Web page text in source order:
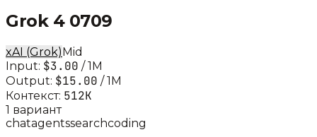
Grok 4 0709
xAI (Grok)Mid
Input: $3.00 / 1M
Output: $15.00 / 1M
Контекст: 512K
1 вариант
chatagentssearchcoding